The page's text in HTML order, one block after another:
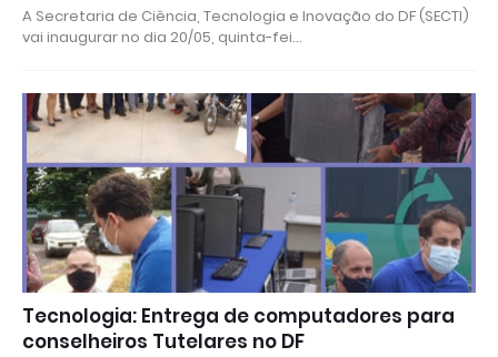
A Secretaria de Ciência, Tecnologia e Inovação do DF (SECTI)
vai inaugurar no dia 20/05, quinta-fei…
Tecnologia: Entrega de computadores para
conselheiros Tutelares no DF